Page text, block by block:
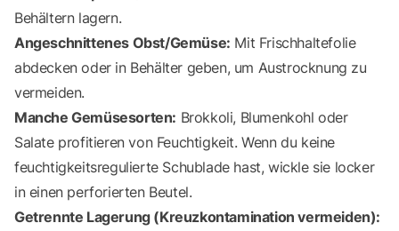
Behältern lagern.
Angeschnittenes Obst/Gemüse: Mit Frischhaltefolie
abdecken oder in Behälter geben, um Austrocknung zu
vermeiden.
Manche Gemüsesorten: Brokkoli, Blumenkohl oder
Salate profitieren von Feuchtigkeit. Wenn du keine
feuchtigkeitsregulierte Schublade hast, wickle sie locker
in einen perforierten Beutel.
Getrennte Lagerung (Kreuzkontamination vermeiden):